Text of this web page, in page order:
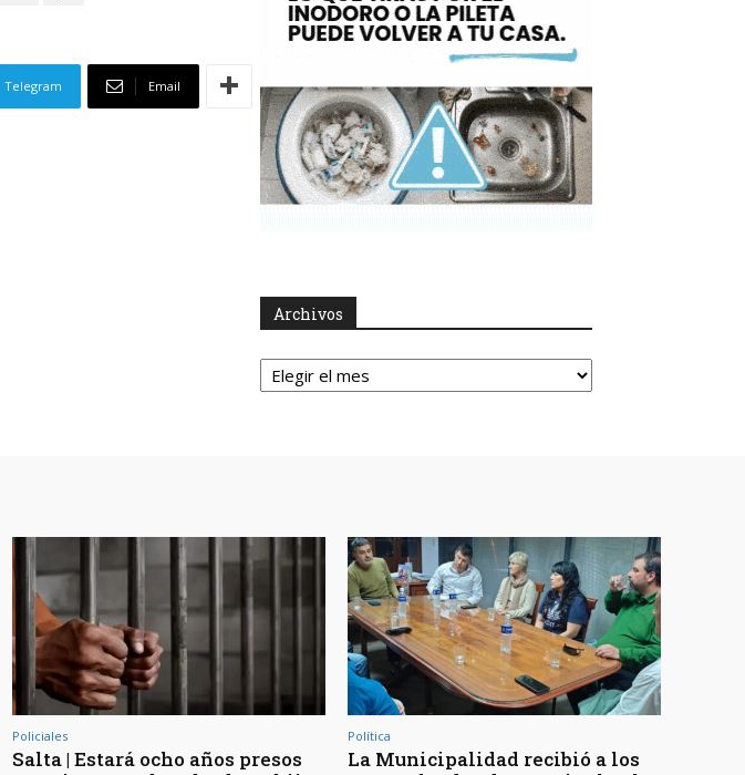
Telegram Email
Archivos
Archivos
Policiales
Salta | Estará ocho años presos
Política
La Municipalidad recibió a los